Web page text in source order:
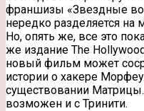
франшизы «Звездные
нередко разделяется на
Но, опять же, все это
же издание The
новый фильм может
истории о хакере
существовании
возможен и с Тринити.